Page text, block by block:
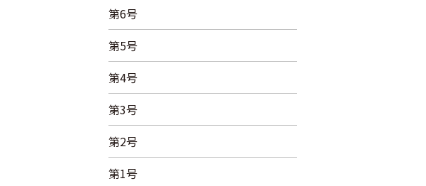
第6号
第5号
第4号
第3号
第2号
第1号